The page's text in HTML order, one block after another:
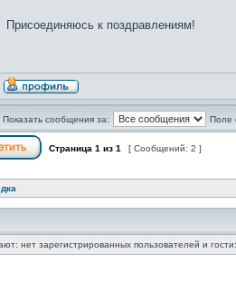
Присоединяюсь к поздравлениям!
Показать сообщения за: Поле
Страница 1 из 1 [ Сообщений: 2 ]
нет зарегистрированных пользователей и